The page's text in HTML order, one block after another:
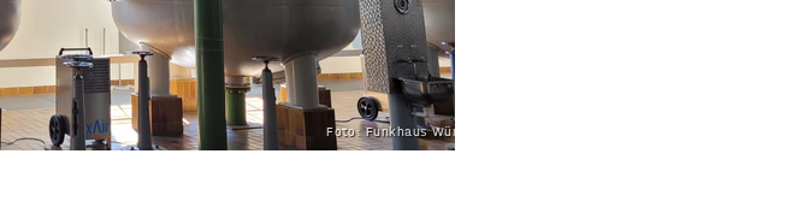
Foto: Funkhaus Würzburg